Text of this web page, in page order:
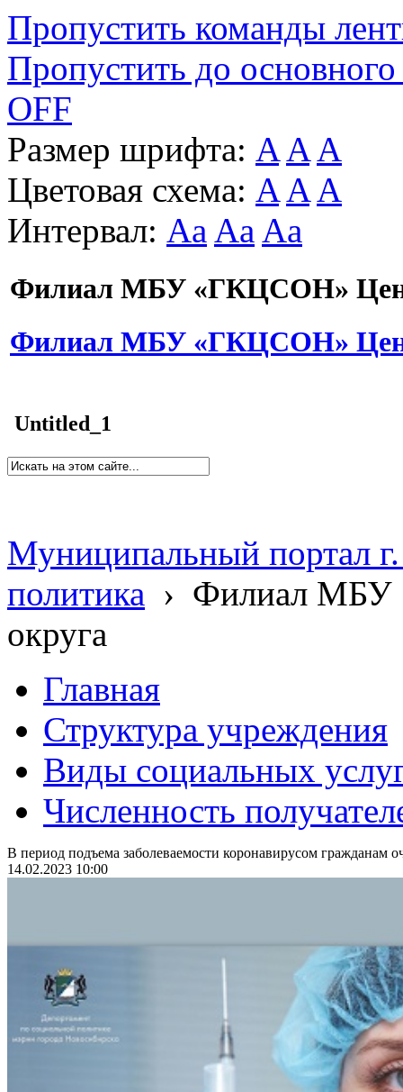
Пропустить команды
Пропустить до основного
OFF
Размер шрифта: A A A
Цветовая схема: A A A
Интервал: Aa Aa Aa
Филиал МБУ «ГКЦСОН»
Филиал МБУ «ГКЦСОН»
Untitled_1
Муниципальный портал
политика › Филиал МБУ
округа
Главная
Структура учреждения
Виды социальных
Численность
В период подъема заболеваемости коронавирусом гражданам
14.02.2023 10:00